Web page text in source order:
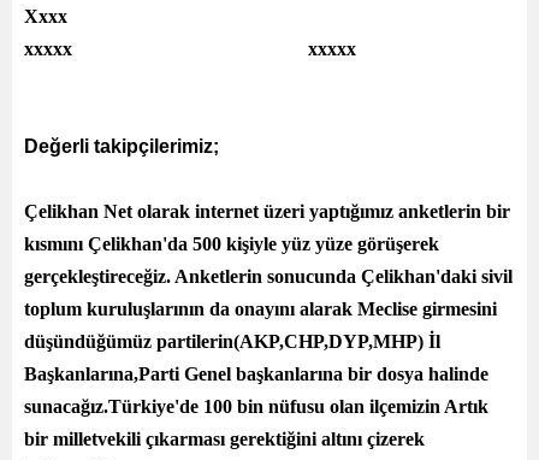
Xxxx
xxxxx xxxxx
Değerli takipçilerimiz;
Çelikhan Net olarak internet üzeri yaptığımız anketlerin bir
kısmını Çelikhan'da 500 kişiyle yüz yüze görüşerek
gerçekleştireceğiz. Anketlerin sonucunda Çelikhan'daki sivil
toplum kuruluşlarının da onayını alarak Meclise girmesini
düşündüğümüz partilerin(AKP,CHP,DYP,MHP) İl
Başkanlarına,Parti Genel başkanlarına bir dosya halinde
sunacağız.Türkiye'de 100 bin nüfusu olan ilçemizin Artık
bir milletvekili çıkarması gerektiğini altını çizerek